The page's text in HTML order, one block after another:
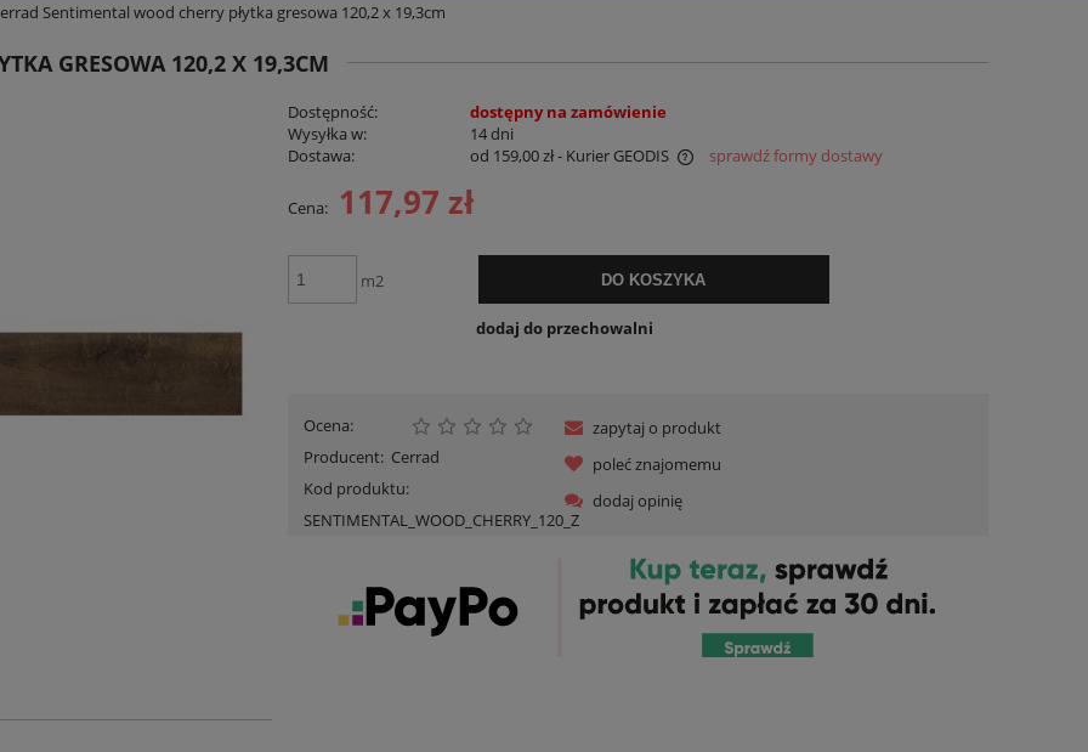
Sentimental wood cherry płytka gresowa 120,2 x 19,3cm
GRESOWA 120,2 X 19,3CM
Dostępność:
dostępny na zamówienie
Wysyłka w:
14 dni
Dostawa:
od 159,00 zł- Kurier GEODIS
Cena nie zawiera ewentualnych kosztów
sprawdź formy dostawy
Cena: 117,97 zł
m2 DO KOSZYKA
dodaj do przechowalni
Ocena:
Producent: Cerrad
Kod produktu:
SENTIMENTAL_WOOD_CHERRY_120_Z
zapytaj o produkt
poleć znajomemu
dodaj opinię